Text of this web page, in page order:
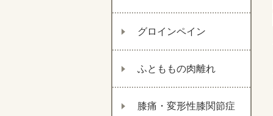
グロインペイン
ふとももの肉離れ
膝痛・変形性膝関節症